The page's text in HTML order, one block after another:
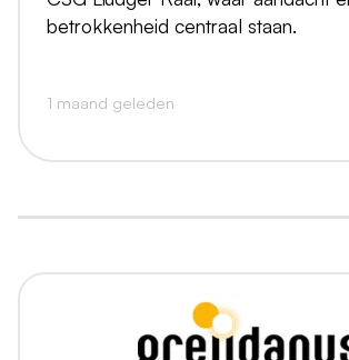
betrokkenheid centraal staan.
1 maand geleden